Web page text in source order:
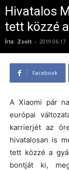
Hivatalos
tett közzé
Írta: Zsolt - 2019.06.17.
Facebook
A Xiaomi pár
európai
karrierjét az
hivatalosan is
tett közzé a
bontját ki,